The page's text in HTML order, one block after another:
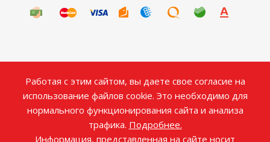
Работая с этим сайтом, вы даете свое согласие на
использование файлов cookie. Это необходимо для
нормального функционирования сайта и анализа
трафика. Подробнее.
Информация, представленная на сайте носит